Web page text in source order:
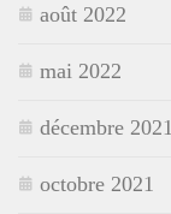
août 2022
mai 2022
décembre 2021
octobre 2021